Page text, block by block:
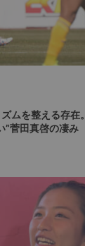
ムを整える存在
”菅田真啓の凄み